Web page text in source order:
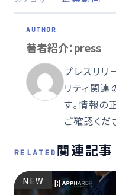
著者紹介：press
プレスリリ
リティ関
す。情報の
ご確認くだ
RELATED 関連記事
NEW